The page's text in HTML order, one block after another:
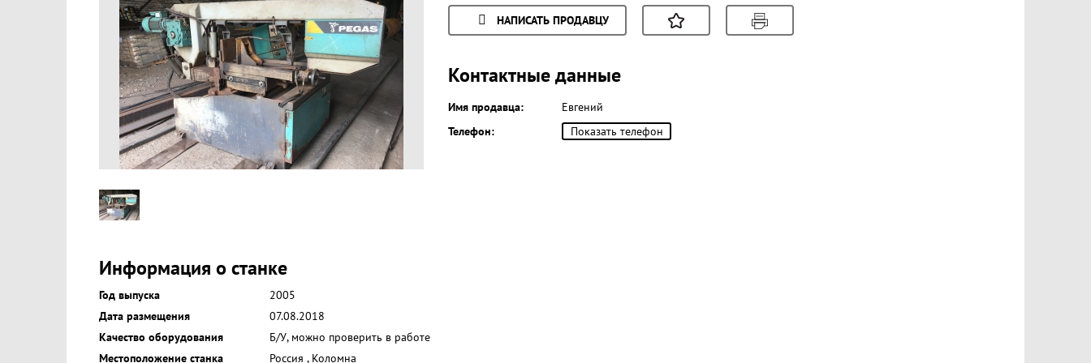
НАПИСАТЬ ПРОДАВЦУ
Контактные данные
Имя продавца:
Евгений
Телефон:
Показать телефон
Информация о станке
Год выпуска
2005
Дата размещения
07.08.2018
Качество оборудования
Б/У, можно проверить в работе
Местоположение станка
Россия , Коломна